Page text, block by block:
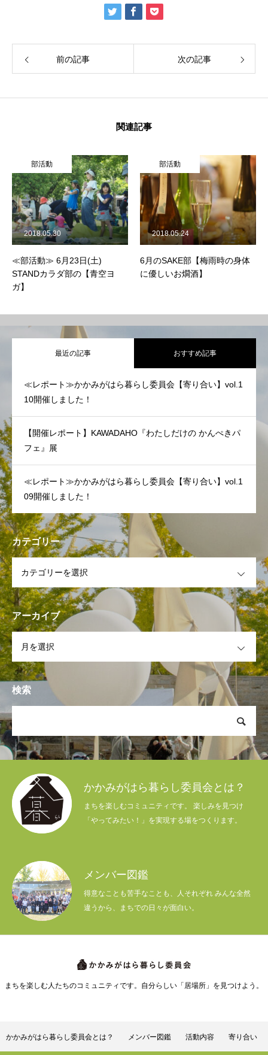
前の記事 次の記事
関連記事
部活動
6月のSAKE部【梅雨時の身体
に優しいお燗酒】
2018.05.24
部活動
2/14・17・28開催！2月の
STAND SAKE部
2018.01.17
最近の記事 おすすめ記事
≪レポート≫かかみがはら暮らし委員会【寄り合い】vol.1
10開催しました！
【開催レポート】KAWADAHO『わたしだけの かんぺきパ
フェ』展
≪レポート≫かかみがはら暮らし委員会【寄り合い】vol.1
09開催しました！
カテゴリー
アーカイブ
検索
かかみがはら暮らし委員会とは？
まちを楽しむコミュニティです。 楽しみを見つけ
「やってみたい！」を実現する場をつくります。
メンバー図鑑
得意なことも苦手なことも、人それぞれ みんな全然
違うから、まちでの日々が面白い。
まちを楽しむ人たちのコミュニティです。自分らしい「居場所」を見つけよう。
かかみがはら暮らし委員会とは？ メンバー図鑑 活動内容 寄り合い
かかみがはら暮らし委員会とは？ メンバー図鑑